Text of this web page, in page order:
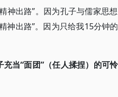
神出路”。因为孔子与儒家思
神出路”。因为只给我15分钟
当“面团”（任人揉捏）的可